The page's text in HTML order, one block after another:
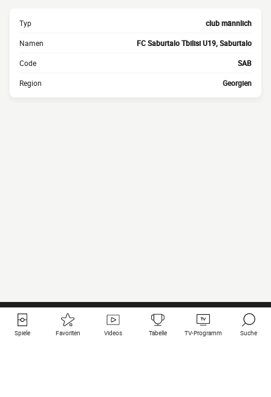
Typ club männlich
Namen FC Saburtalo Tbilisi U19, Saburtalo
Code SAB
Region Georgien
Spiele Favoriten Videos Tabelle TV-Programm Suche